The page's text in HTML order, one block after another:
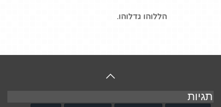
הללוהו גדלוהו.
תגיות